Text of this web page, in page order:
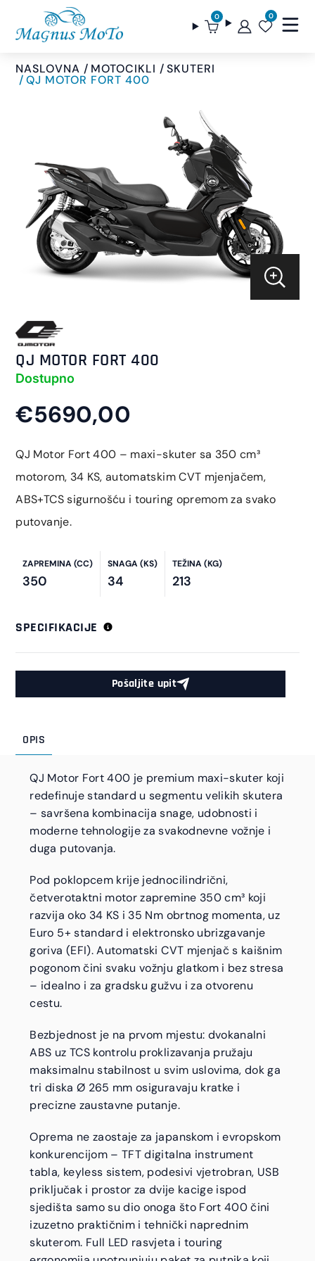
0 0
NASLOVNA MOTOCIKLI SKUTERI
QJ MOTOR FORT 400
QJ MOTOR FORT 400
Dostupno
€5690,00
QJ Motor Fort 400 – maxi-skuter sa 350 cm³
motorom, 34 KS, automatskim CVT mjenjačem,
ABS+TCS sigurnošću i touring opremom za svako
putovanje.
ZAPREMINA (CC)
350
SNAGA (KS)
34
TEŽINA (KG)
213
SPECIFIKACIJE
Pošaljite upit
OPIS
QJ Motor Fort 400 je premium maxi-skuter koji
redefinuje standard u segmentu velikih skutera
– savršena kombinacija snage, udobnosti i
moderne tehnologije za svakodnevne vožnje i
duga putovanja.
Pod poklopcem krije jednocilindrični,
četverotaktni motor zapremine 350 cm³ koji
razvija oko 34 KS i 35 Nm obrtnog momenta, uz
Euro 5+ standard i elektronsko ubrizgavanje
goriva (EFI). Automatski CVT mjenjač s kaišnim
pogonom čini svaku vožnju glatkom i bez stresa
– idealno i za gradsku gužvu i za otvorenu
cestu.
Bezbjednost je na prvom mjestu: dvokanalni
ABS uz TCS kontrolu proklizavanja pružaju
maksimalnu stabilnost u svim uslovima, dok ga
tri diska Ø 265 mm osiguravaju kratke i
precizne zaustavne putanje.
Oprema ne zaostaje za japanskom i evropskom
konkurencijom – TFT digitalna instrument
tabla, keyless sistem, podesivi vjetrobran, USB
priključak i prostor za dvije kacige ispod
sjedišta samo su dio onoga što Fort 400 čini
izuzetno praktičnim i tehnički naprednim
skuterom. Full LED rasvjeta i touring